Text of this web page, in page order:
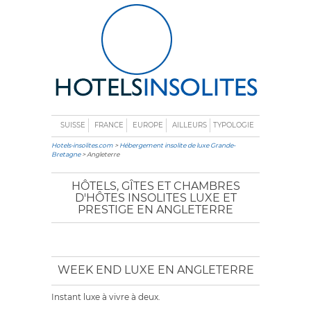
SUISSE FRANCE EUROPE AILLEURS TYPOLOGIE
Hotels-insolites.com >Hébergement insolite de luxe Grande-
Bretagne> Angleterre
HÔTELS, GÎTES ET CHAMBRES
D'HÔTES INSOLITES LUXE ET
PRESTIGE EN ANGLETERRE
WEEK END LUXE EN ANGLETERRE
Instant luxe à vivre à deux.